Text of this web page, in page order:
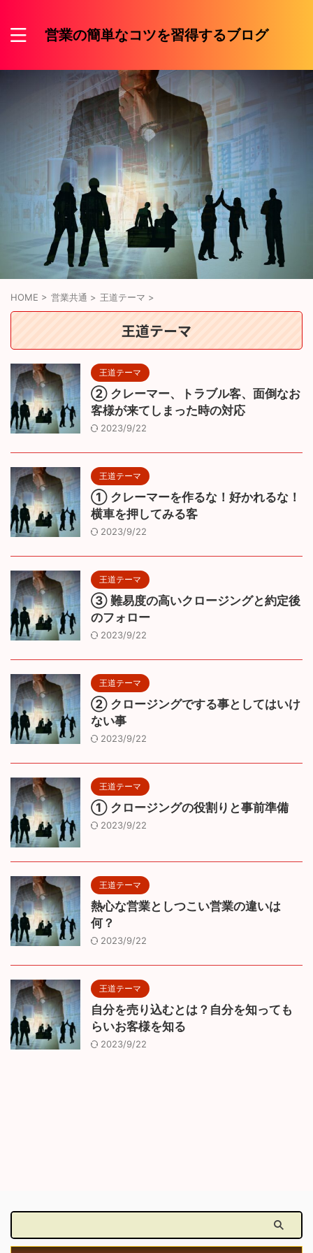
営業の簡単なコツを習得するブログ
HOME > 営業共通 > 王道テーマ >
王道テーマ
王道テーマ
② クレーマー、トラブル客、面倒なお
客様が来てしまった時の対応
2023/9/22
王道テーマ
① クレーマーを作るな！好かれるな！
横車を押してみる客
2023/9/22
王道テーマ
③ 難易度の高いクロージングと約定後
のフォロー
2023/9/22
王道テーマ
② クロージングでする事としてはいけ
ない事
2023/9/22
王道テーマ
① クロージングの役割りと事前準備
2023/9/22
王道テーマ
熱心な営業としつこい営業の違いは
何？
2023/9/22
王道テーマ
自分を売り込むとは？自分を知っても
らいお客様を知る
2023/9/22